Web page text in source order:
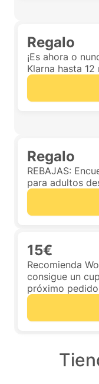
Regalo
¡Es ahora o
Klarna hasta 12
Regalo
REBAJAS:
para adultos
15€
Recomienda
consigue un
próximo pedido